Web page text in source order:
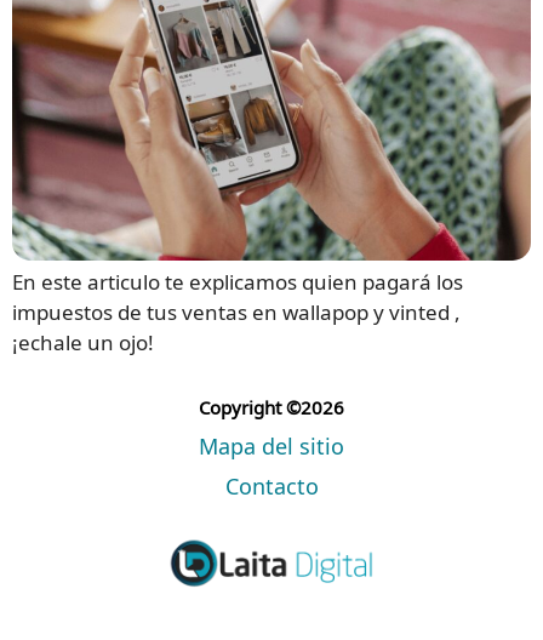
En este articulo te explicamos quien pagará los
impuestos de tus ventas en wallapop y vinted ,
¡echale un ojo!
Copyright ©2026
Mapa del sitio
Contacto